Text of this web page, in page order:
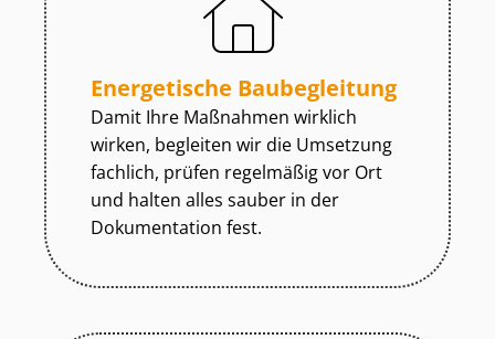
Energetische Baubegleitung
Damit Ihre Maßnahmen wirklich
wirken, begleiten wir die Umsetzung
fachlich, prüfen regelmäßig vor Ort
und halten alles sauber in der
Dokumentation fest.